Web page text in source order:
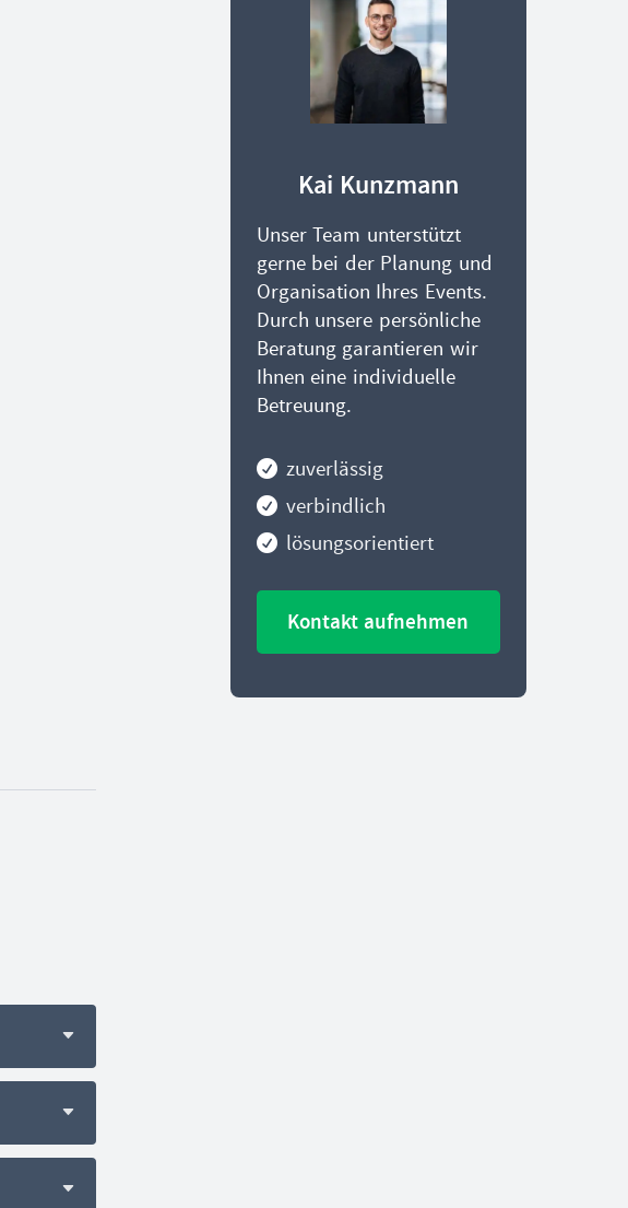
Kai Kunzmann
Unser Team unterstützt
gerne bei der Planung und
Organisation Ihres Events.
Durch unsere persönliche
Beratung garantieren wir
Ihnen eine individuelle
Betreuung.
zuverlässig
verbindlich
lösungsorientiert
Kontakt aufnehmen